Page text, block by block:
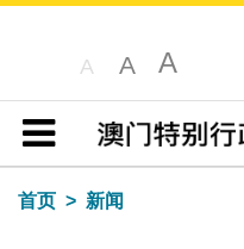
A A A
目录
首页
新闻